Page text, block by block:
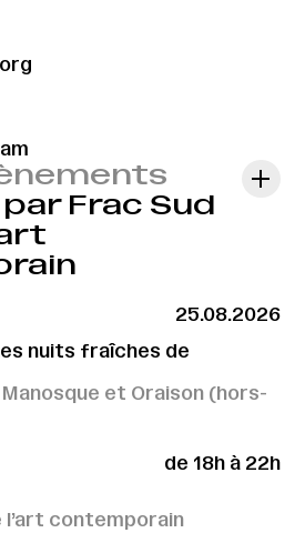
Frac Sud
25.08.2026
nuits fraîches de
et Oraison (hors-
de 18h à 22h
l’art contemporain